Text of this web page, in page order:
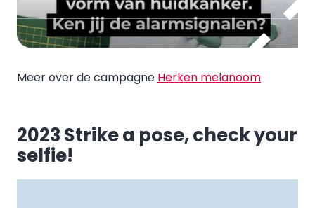
Meer over de campagne Herken melanoom
2023 Strike a pose, check your
selfie!